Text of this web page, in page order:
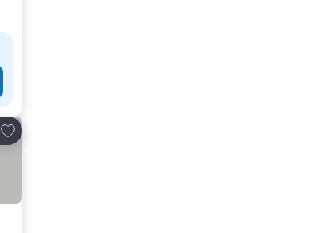
Dodati u favorite